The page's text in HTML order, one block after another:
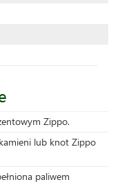
Zippo.
lub knot Zippo
paliwem